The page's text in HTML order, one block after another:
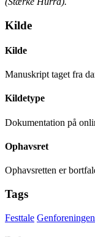
Kilde
Kilde
Manuskript taget fra
Kildetype
Dokumentation på
Ophavsret
Ophavsretten er
Tags
Festtale